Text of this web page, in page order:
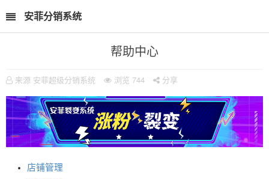
安菲分销系统
帮助中心
来源 安菲超级分销系统 浏览 744 分享
店铺管理